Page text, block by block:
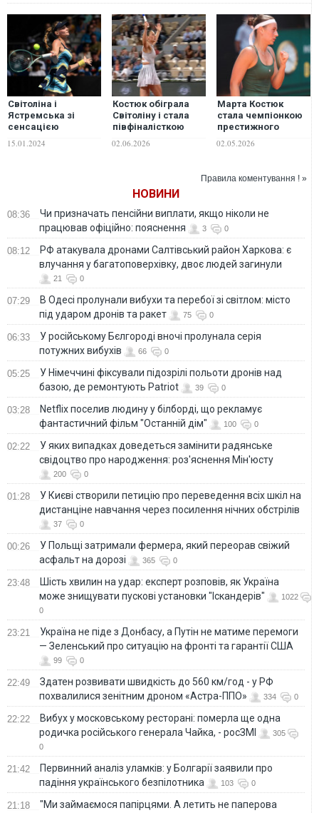
Світоліна і
Ястремська зі
сенсацією
пройшли в друге
15.01.2024
Костюк обіграла
Світоліну і стала
півфіналісткою
Гаррос-2026".
02.06.2026
Марта Костюк
стала чемпіонкою
престижного
02.05.2026
Правила коментування ! »
НОВИНИ
08:36
Чи призначать пенсійни виплати, якщо ніколи не
працював офіційно: пояснення
3 0
08:12
РФ атакувала дронами Салтівський район Харкова: є
влучання у багатоповерхівку, двоє людей загинули
21 0
07:29
В Одесі пролунали вибухи та перебої зі світлом: місто
під ударом дронів та ракет
75 0
06:33
У російському Бєлгороді вночі пролунала серія
потужних вибухів
66 0
05:25
У Німеччині фіксували підозрілі польоти дронів над
базою, де ремонтують Patriot
39 0
03:28
Netflix поселив людину у білборді, що рекламує
фантастичний фільм "Останній дім"
100 0
02:22
У яких випадках доведеться замінити радянське
свідоцтво про народження: роз'яснення Мін'юсту
200 0
01:28
У Києві створили петицію про переведення всіх шкіл на
дистанціне навчання через посилення нічних обстрілів
37 0
00:26
У Польщі затримали фермера, який переорав свіжий
асфальт на дорозі
365 0
23:48
Шість хвилин на удар: експерт розповів, як Україна
може знищувати пускові установки "Іскандерів"
1022
0
23:21
Україна не піде з Донбасу, а Путін не матиме перемоги
— Зеленський про ситуацію на фронті та гарантії США
99 0
22:49
Здатен розвивати швидкість до 560 км/год - у РФ
похвалилися зенітним дроном «Астра-ППО»
334 0
22:22
Вибух у московському ресторані: померла ще одна
родичка російського генерала Чайка, - росЗМІ
305
0
21:42
Первинний аналіз уламків: у Болгарії заявили про
падіння українського безпілотника
103 0
21:18
"Ми займаємося папірцями. А летить не паперова